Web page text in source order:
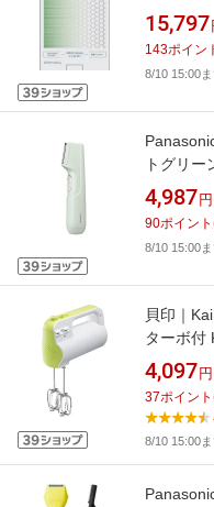
フィルタ
15,797
143ポイン
8/10 15:00
トグリ
4,987 円
90ポイント
8/10 15:00
貝印｜
ターボ付
【
4,097 円
37ポイント
8/10 15:00